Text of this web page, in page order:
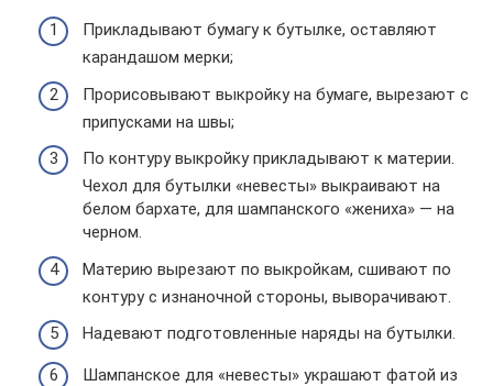
Прикладывают бумагу к бутылке, оставляют
карандашом мерки;
Прорисовывают выкройку на бумаге, вырезают с
припусками на швы;
По контуру выкройку прикладывают к материи.
Чехол для бутылки «невесты» выкраивают на
белом бархате, для шампанского «жениха» — на
черном.
Материю вырезают по выкройкам, сшивают по
контуру с изнаночной стороны, выворачивают.
Надевают подготовленные наряды на бутылки.
Шампанское для «невесты» украшают фатой из